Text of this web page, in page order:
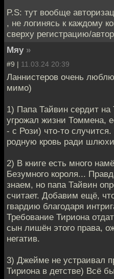
P.S: тут вообще
, не логинясь к каждому
сверху регистрацию/
Мяу »
#9 | 11.03.24 20:39
Ланнистеров очень
мимо)
1) Папа Тайвин сердит на
угрожал жизни Томмена,
- с Рози) что-то
родную кровь ради
2) В книге есть много
Безумного короля...
знаем, но папа Тайвин
считает. Добавим ещё,
гвардию благодаря
Требование Тириона
сын лишён этого права,
негатив.
3) Джейме не устраивал
Тириона в детстве) Всё